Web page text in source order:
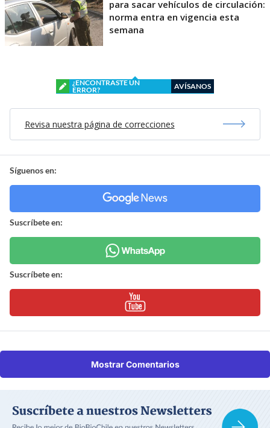
para sacar vehículos de circulación:
norma entra en vigencia esta
semana
¿ENCONTRASTE UN
ERROR?
AVÍSANOS
Revisa nuestra página de correcciones
Síguenos en:
Suscríbete en:
Suscríbete en:
Mostrar Comentarios